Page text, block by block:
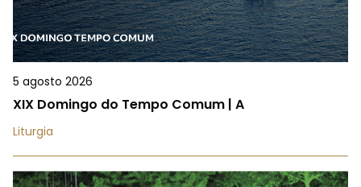
5 agosto 2026
XIX Domingo do Tempo Comum | A
Liturgia